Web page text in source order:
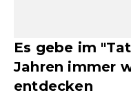
Es gebe im
Jahren immer
entdecken